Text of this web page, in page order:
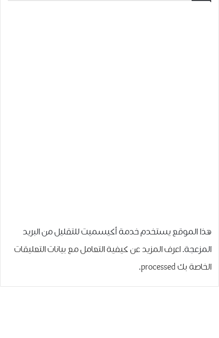
هذا الموقع يستخدم خدمة أكيسميت للتقليل من البريد
المزعجة.اعرف المزيد عن كيفية التعامل مع بيانات التعليقات
الخاصة بك processed
.